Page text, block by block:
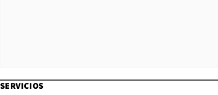
SERVICIOS